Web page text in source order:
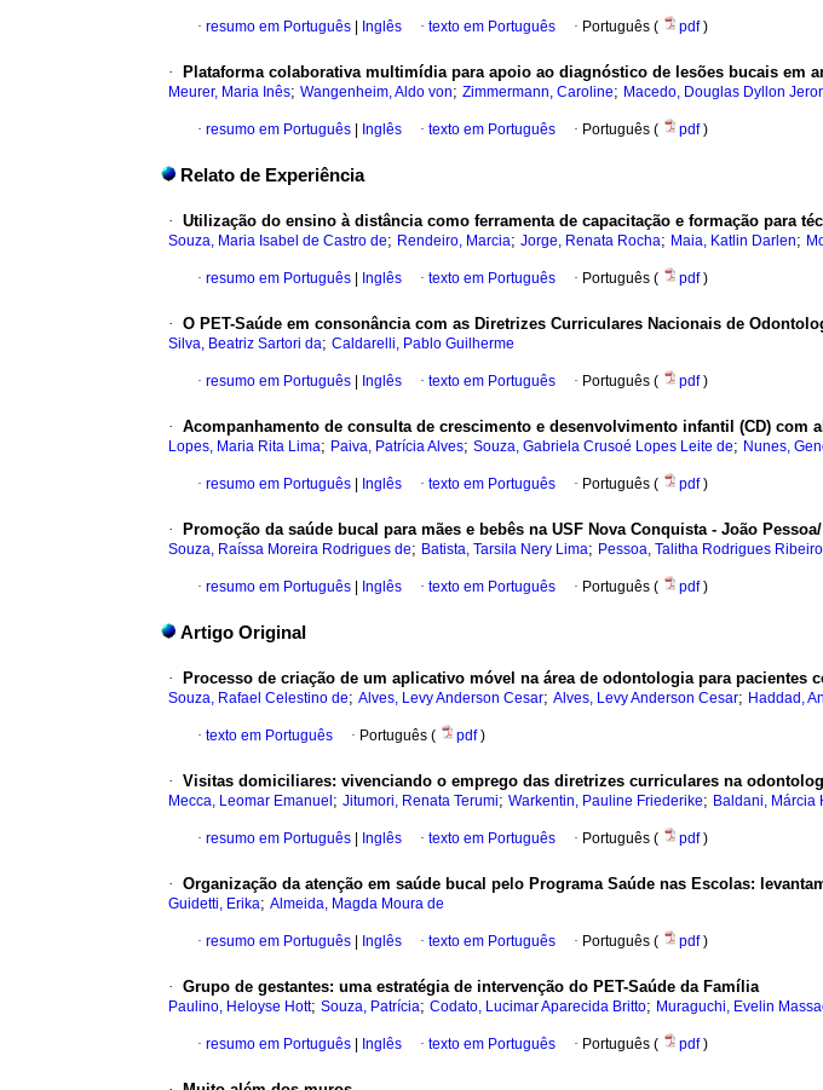
· resumo em Português Inglês · texto em Português · Português ( pdf)
· Plataforma colaborativa multimídia para apoio ao diagnóstico de lesões bucais em
Meurer, Maria Inês; Wangenheim, Aldo von; Zimmermann, Caroline; Macedo, Douglas Dyllon
· resumo em Português Inglês · texto em Português · Português ( pdf)
Relato de Experiência
· Utilização do ensino à distância como ferramenta de capacitação e formação para
Souza, Maria Isabel de Castro de; Rendeiro, Marcia; Jorge, Renata Rocha; Maia, Katlin Darlen;
· resumo em Português Inglês · texto em Português · Português ( pdf)
· O PET-Saúde em consonância com as Diretrizes Curriculares Nacionais de
Silva, Beatriz Sartori da; Caldarelli, Pablo Guilherme
· resumo em Português Inglês · texto em Português · Português ( pdf)
· Acompanhamento de consulta de crescimento e desenvolvimento infantil (CD)
Lopes, Maria Rita Lima; Paiva, Patrícia Alves; Souza, Gabriela Crusoé Lopes Leite de; Nunes,
· resumo em Português Inglês · texto em Português · Português ( pdf)
· Promoção da saúde bucal para mães e bebês na USF Nova Conquista - João
Souza, Raíssa Moreira Rodrigues de; Batista, Tarsila Nery Lima; Pessoa, Talitha Rodrigues
· resumo em Português Inglês · texto em Português · Português ( pdf)
Artigo Original
· Processo de criação de um aplicativo móvel na área de odontologia para pacientes
Souza, Rafael Celestino de; Alves, Levy Anderson Cesar; Alves, Levy Anderson Cesar; Haddad,
· texto em Português · Português ( pdf)
· Visitas domiciliares: vivenciando o emprego das diretrizes curriculares na
Mecca, Leomar Emanuel ; Jitumori, Renata Terumi; Warkentin, Pauline Friederike; Baldani, Márcia
· resumo em Português Inglês · texto em Português · Português ( pdf)
· Organização da atenção em saúde bucal pelo Programa Saúde nas Escolas:
Guidetti, Erika; Almeida, Magda Moura de
· resumo em Português Inglês · texto em Português · Português ( pdf)
· Grupo de gestantes: uma estratégia de intervenção do PET-Saúde da Família
Paulino, Heloyse Hott; Souza, Patrícia; Codato, Lucimar Aparecida Britto; Muraguchi, Evelin
· resumo em Português Inglês · texto em Português · Português ( pdf)